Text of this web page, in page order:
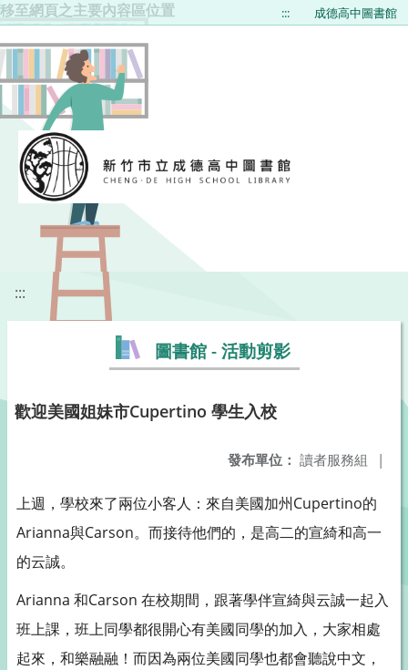
移至網頁之主要內容區位置 ::: 成德高中圖書館
:::
圖書館 - 活動剪影
歡迎美國姐妹市Cupertino 學生入校
發布單位： 讀者服務組 |
上週，學校來了兩位小客人：來自美國加州Cupertino的
Arianna與Carson。而接待他們的，是高二的宣綺和高一
的云誠。
Arianna 和Carson 在校期間，跟著學伴宣綺與云誠一起入
班上課，班上同學都很開心有美國同學的加入，大家相處
起來，和樂融融！而因為兩位美國同學也都會聽說中文，